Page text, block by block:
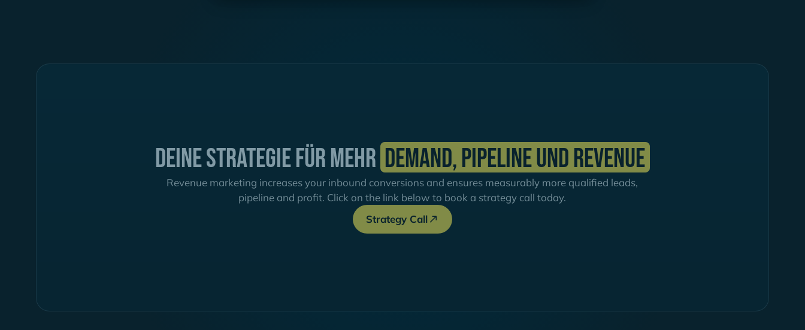
Deine Strategie für mehr Demand, Pipeline und Revenue
Revenue marketing increases your inbound conversions and ensures measurably more qualified leads,
pipeline and profit. Click on the link below to book a strategy call today.
Strategy Call